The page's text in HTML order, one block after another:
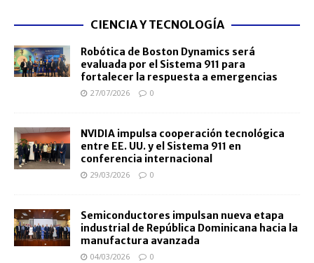
CIENCIA Y TECNOLOGÍA
Robótica de Boston Dynamics será
evaluada por el Sistema 911 para
fortalecer la respuesta a emergencias
27/07/2026 0
NVIDIA impulsa cooperación tecnológica
entre EE. UU. y el Sistema 911 en
conferencia internacional
29/03/2026 0
Semiconductores impulsan nueva etapa
industrial de República Dominicana hacia la
manufactura avanzada
04/03/2026 0